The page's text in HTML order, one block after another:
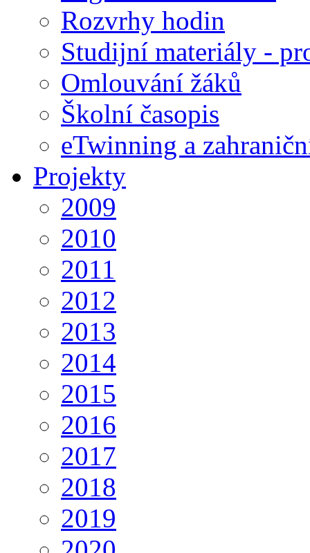
Rozvrhy hodin
Studijní materiály -
Omlouvání žáků
Školní časopis
eTwinning a
Projekty
2009
2010
2011
2012
2013
2014
2015
2016
2017
2018
2019